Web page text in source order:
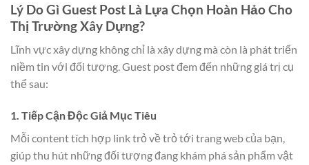
Lý Do Gì Guest Post Là Lựa Chọn Hoàn Hảo Cho
Thị Trường Xây Dựng?
Lĩnh vực xây dựng không chỉ là xây dựng mà còn là phát triển
niềm tin với đối tượng. Guest post đem đến những giá trị cụ
thể sau:
1. Tiếp Cận Độc Giả Mục Tiêu
Mỗi content tích hợp link trỏ về trỏ tới trang web của bạn,
giúp thu hút những đối tượng đang khám phá sản phẩm vật